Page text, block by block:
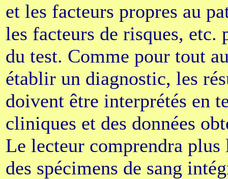
et les facteurs propres au
les facteurs de risques, etc.
du test. Comme pour tout
établir un diagnostic, les
doivent être interprétés en
cliniques et des données
Le lecteur comprendra
des spécimens de sang